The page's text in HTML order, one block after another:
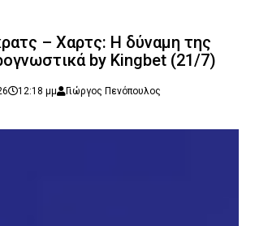
– Χαρτς: Η δύναμη της
by Kingbet (21/7)
12:18 μμ Γιώργος Πενόπουλος